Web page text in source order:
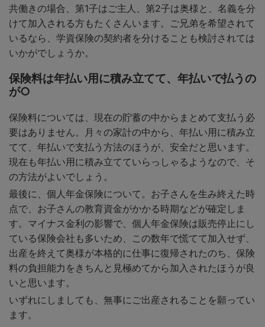
共働きの場合、第1子はご主人、第2子は奥様と、名義を分
けて加入される方もたくさんいます。ご兄弟を希望されて
いるなら、学資保険の契約者を分けることも検討されては
いかがでしょうか。
保険料は年払い用に積み立てて、年払いで払うの
が○
保険料については、現在の貯蓄の中からまとめて支払う必
要はありません。月々の家計の中から、年払い用に積み立
てて、年払いで支払う方法のほうが、安全だと思います。
現在も年払い用に積み立てていらっしゃるようなので、そ
の方法がよいでしょう。
最後に、個人年金保険について。お子さんを生み終えた時
点で、お子さんの教育資金がかかる時期などが確定しま
す。マイナス金利の影響で、個人年金保険は販売停止にし
ている保険会社も多いため、この数年で慌てて加入せず、
出産を終えて奥様が本格的に仕事に復帰されたのち、保険
料の負担能力をきちんと見極めてから加入されたほうが良
いと思います。
いずれにしましても、無事にご出産されることを願ってい
ます。